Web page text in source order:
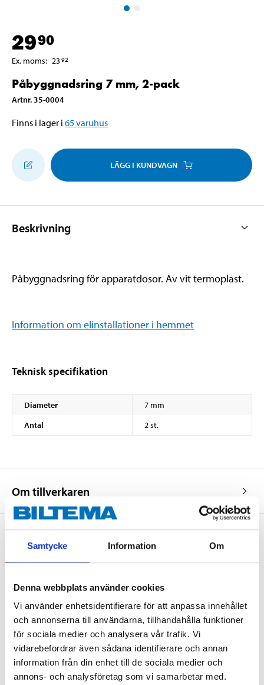
Samtycke Information Om
Denna webbplats använder cookies
Vi använder enhetsidentifierare för att anpassa innehållet
och annonserna till användarna, tillhandahålla funktioner
för sociala medier och analysera vår trafik. Vi
vidarebefordrar även sådana identifierare och annan
information från din enhet till de sociala medier och
annons- och analysföretag som vi samarbetar med.
2990
Ex. moms: 2392
Påbyggnadsring 7 mm, 2-pack
Artnr. 35-0004
Finns i lager i 65varuhus
LÄGG I KUNDVAGN
Beskrivning
Påbyggnadsring för apparatdosor. Av vit termoplast.
Information om elinstallationer i hemmet
Teknisk specifikation
Diameter
7 mm
Antal
2 st.
Om tillverkaren
Köp & Hämta
tjänsten och våra villkor.
LÄS MER
Andra kunder köpte också